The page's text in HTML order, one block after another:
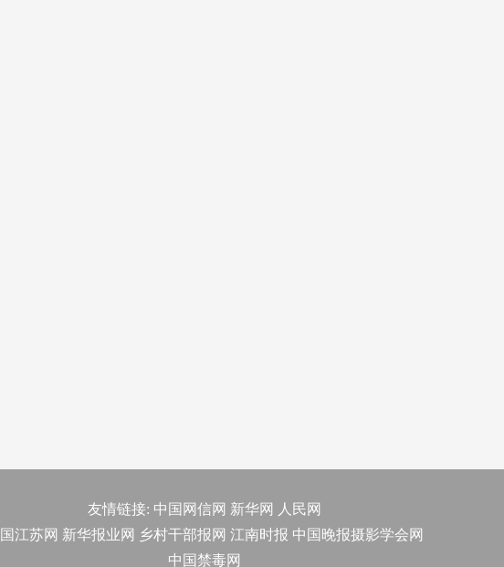
友情链接: 中国网信网 新华网
人民网
江苏网 新华报业网 乡村干部报网 江南时报 中国晚报摄影学会网
中国禁毒网